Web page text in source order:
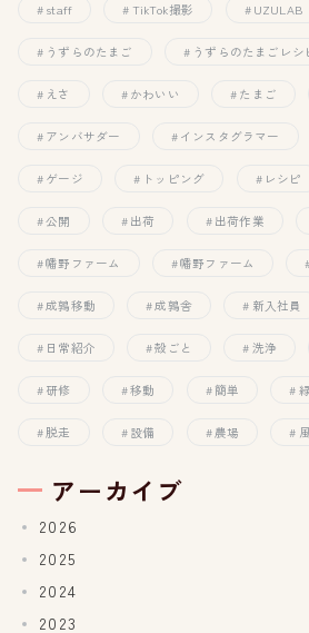
staff TikTok撮影 UZULAB
うずらのたまご うずらのたまごレシ
えさ かわいい たまご
アンバサダー インスタグラマー
ゲージ トッピング レシピ
公開 出荷 出荷作業
幡野ファーム 幡野ファーム
成鶉移動 成鶉舎 新入社員
日常紹介 殻ごと 洗浄
研修 移動 簡単
脱走 設備 農場
アーカイブ
2026
2025
2024
2023